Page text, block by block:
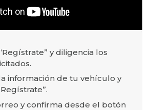
y diligencia los
información de tu vehículo y
y confirma desde el botón